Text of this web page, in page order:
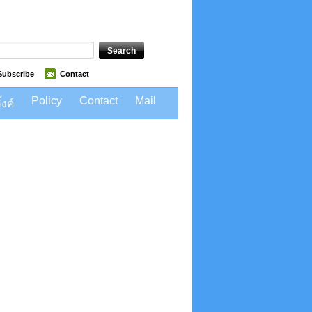
Contact
ค์ Policy Contact Mail